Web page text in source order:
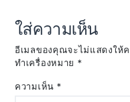
ใส่ความเห็น
อีเมลของคุณจะไม่แสดงให้
ทำเครื่องหมาย *
ความเห็น *